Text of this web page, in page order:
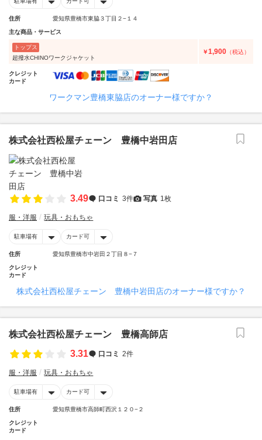
住所 愛知県豊橋市東脇３丁目２−１４
主な商品・サービス
トップス
超撥水CHINOワークジャケット
￥1,900 （税込）
クレジット
カード
ワークマン豊橋東脇店のオーナー様ですか？
株式会社西松屋チェーン 豊橋中岩田店
3.49 口コミ 3件 写真 1枚
服・洋服 玩具・おもちゃ
駐車場有 カード可
住所 愛知県豊橋市中岩田２丁目８−７
クレジット
カード
株式会社西松屋チェーン 豊橋中岩田店のオーナー様ですか？
株式会社西松屋チェーン 豊橋高師店
3.31
口コミ 2件
服・洋服 玩具・おもちゃ
駐車場有 カード可
住所 愛知県豊橋市高師町西沢１２０−２
クレジット
カード